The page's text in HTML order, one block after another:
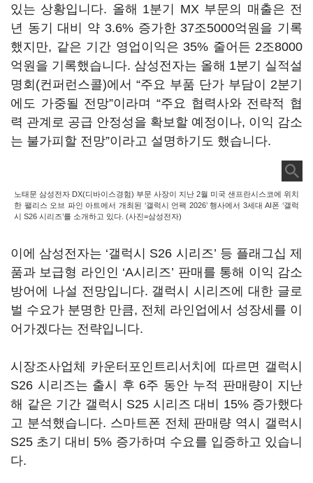
있는 상황입니다. 올해 1분기 MX 부문의 매출은 전
년 동기 대비 약 3.6% 증가한 37조5000억원을 기록
했지만, 같은 기간 영업이익은 35% 줄어든 2조8000
억원을 기록했습니다. 삼성전자는 올해 1분기 실적설
명회(컨퍼런스콜)에서 “주요 부품 단가 부담이 2분기
에도 가중될 전망”이라며 “주요 협력사와 전략적 협
력 관계로 공급 안정성을 확보할 예정이나, 이익 감소
는 불가피할 전망”이라고 설명하기도 했습니다.
노태문 삼성전자 DX(디바이스경험) 부문 사장이 지난 2월 미국 샌프란시스코에 위치
한 팰리스 오브 파인 아트에서 개최된 ‘갤럭시 언팩 2026’ 행사에서 3세대 AI폰 ‘갤럭
시 S26 시리즈’를 소개하고 있다. (사진=삼성전자)
이에 삼성전자는 ‘갤럭시 S26 시리즈’ 등 플래그십 제
품과 보급형 라인인 ‘A시리즈’ 판매를 통해 이익 감소
방어에 나설 전망입니다. 갤럭시 시리즈에 대한 글로
벌 수요가 분명한 만큼, 전체 라인업에서 성장세를 이
어가겠다는 전략입니다.
시장조사업체 카운터포인트리서치에 따르면 갤럭시
S26 시리즈는 출시 후 6주 동안 누적 판매량이 지난
해 같은 기간 갤럭시 S25 시리즈 대비 15% 증가했다
고 분석했습니다. 스마트폰 전체 판매량 역시 갤럭시
S25 초기 대비 5% 증가하며 수요를 입증하고 있습니
다.